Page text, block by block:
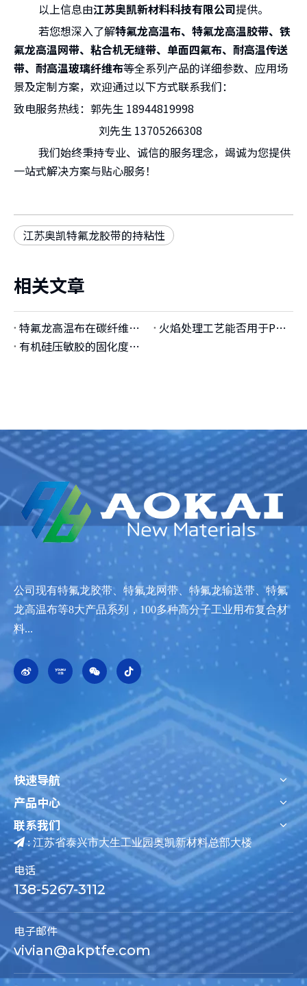
以上信息由江苏奥凯新材料科技有限公司提供。
若您想深入了解特氟龙高温布、特氟龙高温胶带、铁
氟龙高温网带、粘合机无缝带、单面四氟布、耐高温传送
带、耐高温玻璃纤维布等全系列产品的详细参数、应用场
景及定制方案，欢迎通过以下方式联系我们：
致电服务热线：郭先生 18944819998
刘先生 13705266308
我们始终秉持专业、诚信的服务理念，竭诚为您提供
一站式解决方案与贴心服务！
江苏奥凯特氟龙胶带的持粘性
相关文章
特氟龙高温布在碳纤维平板制品有哪些应用？
火焰处理工艺能否用于PTFE基材表面改性，与电晕、等离子处理的效果对比如何？
有机硅压敏胶的固化度检测方法（溶剂萃取法、DSC法、红外法）的准确性对比？
公司现有特氟龙胶带、特氟龙网带、特氟龙输送带、特氟
龙高温布等8大产品系列，100多种高分子工业用布复合材
料...
快速导航
产品中心
联系我们
: 江苏省泰兴市大生工业园奥凯新材料总部大楼
电话
138-5267-3112
电子邮件
vivian@akptfe.com